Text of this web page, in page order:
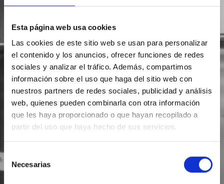
Esta página web usa cookies
Las cookies de este sitio web se usan para personalizar
el contenido y los anuncios, ofrecer funciones de redes
sociales y analizar el tráfico. Además, compartimos
información sobre el uso que haga del sitio web con
nuestros partners de redes sociales, publicidad y análisis
web, quienes pueden combinarla con otra información
que les haya proporcionado o que hayan recopilado a
partir del uso que haya hecho de sus servicios.
Selección
Necesarias